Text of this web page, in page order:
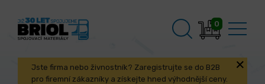
0
Jste firma nebo živnostník? Zaregistrujte se do B2B
pro firemní zákazníky a získejte hned výhodnější ceny.